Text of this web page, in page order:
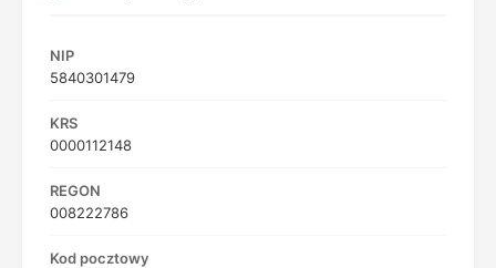
NIP
5840301479
KRS
0000112148
REGON
008222786
Kod pocztowy